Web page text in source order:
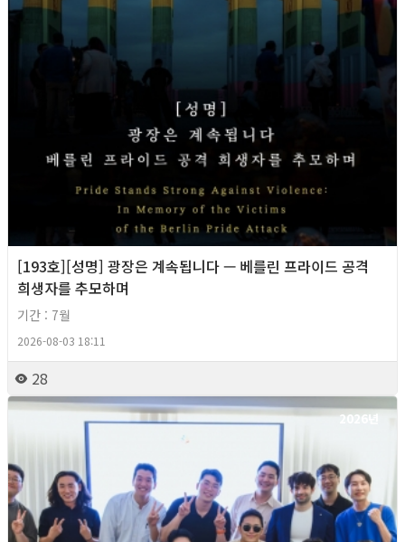
[193호][성명] 광장은 계속됩니다 — 베를린 프라이드 공격
희생자를 추모하며
기간 : 7월
2026-08-03 18:11
28
2026년